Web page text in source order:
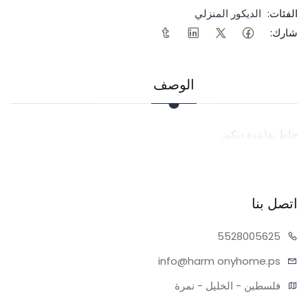
الفئات: الديكور المنزلي
شارك:
الوصف
جاط بقاعدة ديكور
اتصل بنا
05625
55280
info@harm onyhome.ps
فلسطين - الخليل - نمرة